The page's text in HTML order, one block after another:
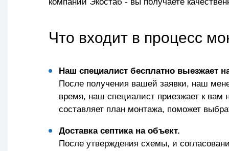
Что входит в процесс
Наш специалист бесплатно выезжает
После получения вашей заявки, наш
время, наш специалист приезжает к вам
составляет план монтажа, поможет
Доставка септика на объект.
После утверждения схемы, и